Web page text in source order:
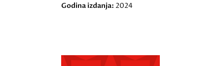
Godina izdanja: 2024